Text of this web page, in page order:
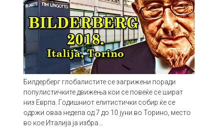
Билдерберг глобалистите се загрижени поради
популистичките движења кои се повеќе се шират
низ Еврпа. Годишниот елитистички собир ќе се
одржи оваа недела од 7 до 10 јуни во Торино, место
во кое Италија ја избра…